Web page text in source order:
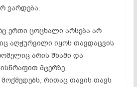
ვარდება.
ერთი ცოცხალი არსება არ
აღჭურვილი იყოს თავდაცვის
არის შხამი და
მტერზე
რითაც თავის თავს